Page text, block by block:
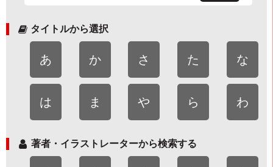
タイトルから選択
あ か さ た な
は ま や ら わ
著者・イラストレーターから検索する